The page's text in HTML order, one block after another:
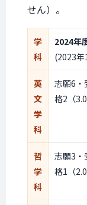
せん）。
学
科
2024年
(2023
英
文
学
科
志願6・
格2（3.0
哲
学
科
志願3・
格1（2.0